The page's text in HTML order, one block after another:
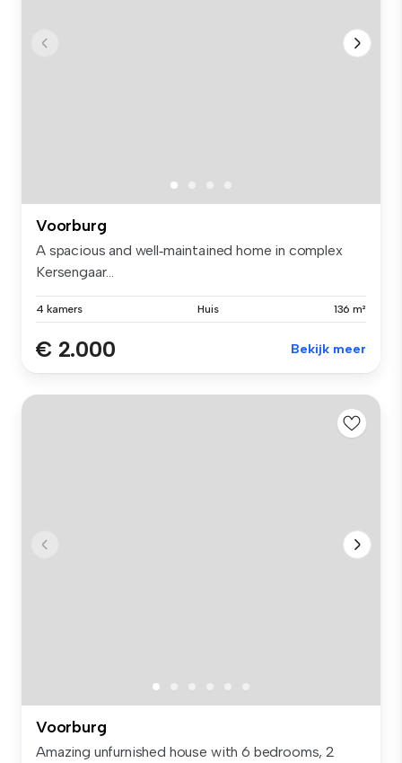
Voorburg
A spacious and well‑maintained home in complex
Kersengaar...
4 kamers Huis 136 m²
€ 2.000 Bekijk meer
Voorburg
Amazing unfurnished house with 6 bedrooms, 2